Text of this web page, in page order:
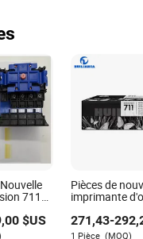
des couleurs
de qualité
la nécessité d'un
711
$US
Pièces de
imprimante
d'impression
d'imprimante
271,43-
1 Pièce (MOQ)